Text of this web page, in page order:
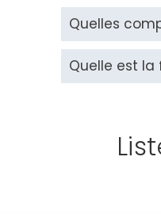
Quelles
Quelle est la